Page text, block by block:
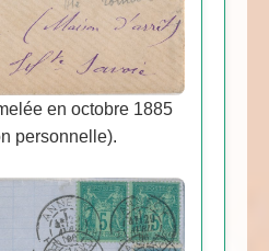
en octobre 1885
personnelle).